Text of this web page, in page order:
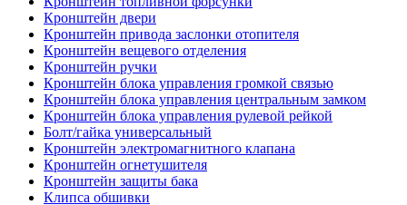
Кронштейн двери
Кронштейн привода заслонки отопителя
Кронштейн вещевого отделения
Кронштейн ручки
Кронштейн блока управления громкой связью
Кронштейн блока управления центральным замком
Кронштейн блока управления рулевой рейкой
Болт/гайка универсальный
Кронштейн электромагнитного клапана
Кронштейн огнетушителя
Кронштейн защиты бака
Клипса обшивки